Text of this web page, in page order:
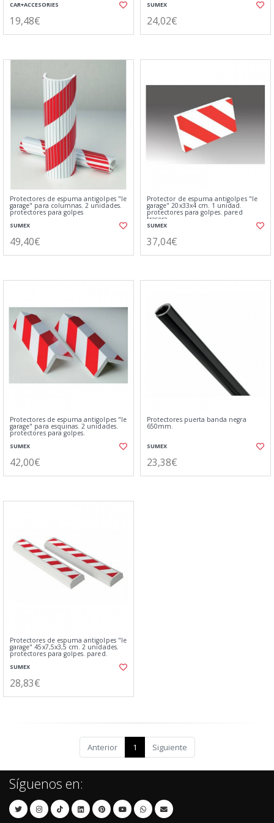
CAR+ACCESORIES
19,48€
SUMEX
24,02€
Protectores de espuma antigolpes "le
garage" para columnas. 2 unidades.
protectores para golpes
SUMEX
49,40€
Protector de espuma antigolpes "le
garage" 20x33x4 cm. 1 unidad.
protectores para golpes. pared
trasera.
SUMEX
37,04€
Protectores de espuma antigolpes "le
garage" para esquinas. 2 unidades.
protectores para golpes.
SUMEX
42,00€
Protectores puerta banda negra
650mm.
SUMEX
23,38€
Protectores de espuma antigolpes "le
garage" 45x7,5x3,5 cm. 2 unidades.
protectores para golpes. pared.
SUMEX
28,83€
Anterior 1 Siguiente
Síguenos en: